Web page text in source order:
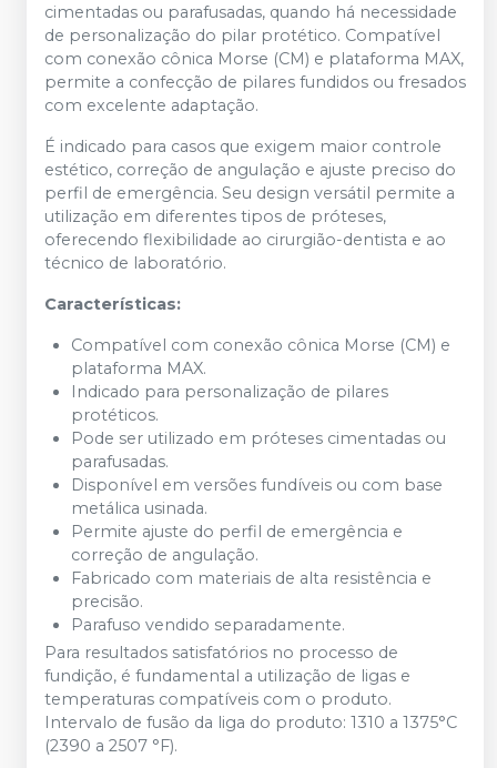
cimentadas ou parafusadas, quando há necessidade
de personalização do pilar protético. Compatível
com conexão cônica Morse (CM) e plataforma MAX,
permite a confecção de pilares fundidos ou fresados
com excelente adaptação.
É indicado para casos que exigem maior controle
estético, correção de angulação e ajuste preciso do
perfil de emergência. Seu design versátil permite a
utilização em diferentes tipos de próteses,
oferecendo flexibilidade ao cirurgião-dentista e ao
técnico de laboratório.
Características:
Compatível com conexão cônica Morse (CM) e
plataforma MAX.
Indicado para personalização de pilares
protéticos.
Pode ser utilizado em próteses cimentadas ou
parafusadas.
Disponível em versões fundíveis ou com base
metálica usinada.
Permite ajuste do perfil de emergência e
correção de angulação.
Fabricado com materiais de alta resistência e
precisão.
Parafuso vendido separadamente.
Para resultados satisfatórios no processo de
fundição, é fundamental a utilização de ligas e
temperaturas compatíveis com o produto.
Intervalo de fusão da liga do produto: 1310 a 1375°C
(2390 a 2507 °F).